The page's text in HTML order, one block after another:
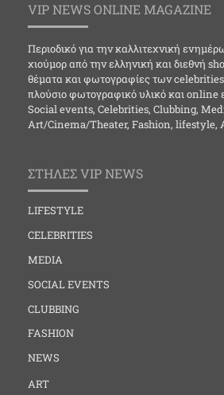
VIP NEWS ONLINE MAGAZINE
Περιοδικό για την καλλιτεχνική
χιούμορ από την ελληνική και διεθνή
θέματα και φωτογραφίες των
πλούσιο φωτογραφικό υλικό και online
Social events, Celebrities, Clubbing,
Art/Cinema/Theater, Fashion, lifestyle,
ΣΤΗΛΕΣ VIP NEWS
LIFESTYLE
CELEBRITIES
MEDIA
SOCIAL EVENTS
CLUBBING
FASHION
NEWS
ART